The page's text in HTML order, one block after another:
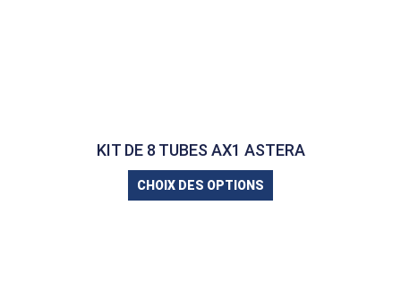
KIT DE 8 TUBES AX1 ASTERA
CHOIX DES OPTIONS